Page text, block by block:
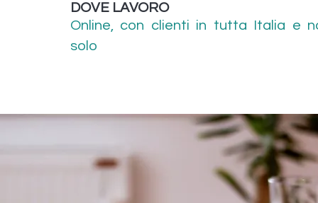
DOVE LAVORO
Online, con clienti in tutta Italia e
solo